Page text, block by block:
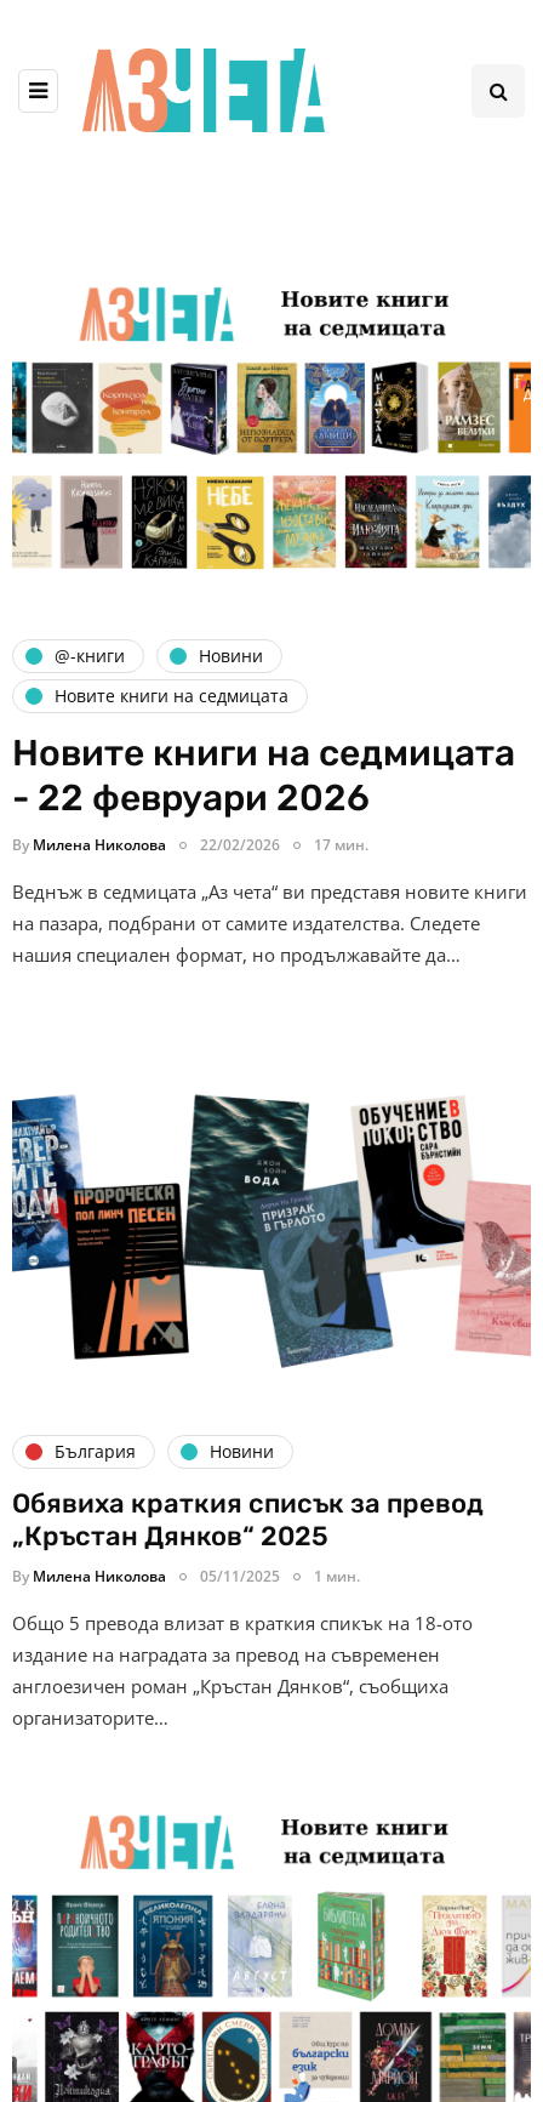
@-книги
Новини
Новите книги на седмицата
Новите книги на седмицата
- 22 февруари 2026
By Милена Николова 22/02/2026 17 мин.
Веднъж в седмицата „Аз чета“ ви представя новите книги
на пазара, подбрани от самите издателства. Следете
нашия специален формат, но продължавайте да…
България Новини
Обявиха краткия списък за превод
„Кръстан Дянков“ 2025
By Милена Николова 05/11/2025 1 мин.
Общо 5 превода влизат в краткия спикък на 18-ото
издание на наградата за превод на съвременен
англоезичен роман „Кръстан Дянков“, съобщиха
организаторите…